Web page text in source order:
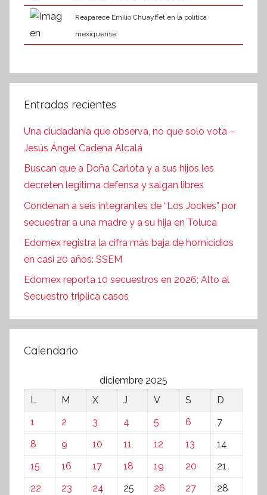
Reaparece Emilio Chuayffet en la política
mexiquense
Entradas recientes
Una ciudadanía que observa, no que solo vota –
Jesús Ángel Cadena Alcalá
Buscan que a Doña Carlota y a sus hijos les
decreten legítima defensa y salgan libres
Condenan a seis integrantes de “Los Jockes” por
secuestrar a una madre y a su hija en Toluca
Edomex registra la cifra más baja de homicidios
en casi 20 años: SSEM
Edomex reporta 10 secuestros en 2026; Alto al
Secuestro triplica casos
Calendario
diciembre 2025
L
M X J V S
D
1
2 3 4 5 6
7
8
9 10 11 12 13
14
15
16 17 18 19 20
21
22
23 24 25 26 27
28